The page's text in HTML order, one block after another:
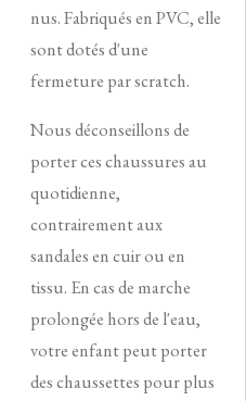
nus.Fabriqués en PVC, elle
sont dotés d'une
fermeture par scratch.
Nous déconseillons de
porter ces chaussures au
quotidienne,
contrairement aux
sandales en cuir ou en
tissu. En cas de marche
prolongée hors de l'eau,
votre enfant peut porter
des chaussettes pour plus